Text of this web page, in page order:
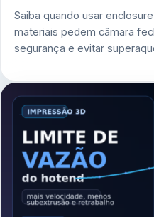
Saiba quando usar
materiais pedem câmara
segurança e evitar